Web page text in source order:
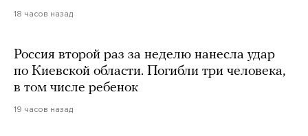
18 часов назад
Россия второй раз за неделю нанесла удар
по Киевской области. Погибли три человека,
в том числе ребенок
19 часов назад